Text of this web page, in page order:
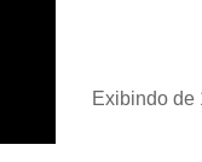
Exibindo de